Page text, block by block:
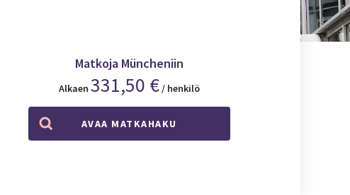
Matkoja Müncheniin
Alkaen 331,50 € / henkilö
AVAA MATKAHAKU